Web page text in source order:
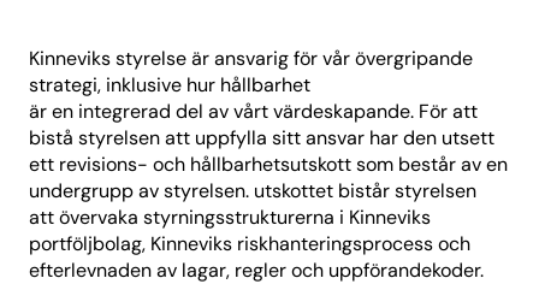
Kinneviks styrelse är ansvarig för vår övergripande
strategi, inklusive hur hållbarhet
är en integrerad del av vårt värdeskapande. För att
bistå styrelsen att uppfylla sitt ansvar har den utsett
ett revisions- och hållbarhetsutskott som består av en
undergrupp av styrelsen. utskottet bistår styrelsen
att övervaka styrningsstrukturerna i Kinneviks
portföljbolag, Kinneviks riskhanteringsprocess och
efterlevnaden av lagar, regler och uppförandekoder.